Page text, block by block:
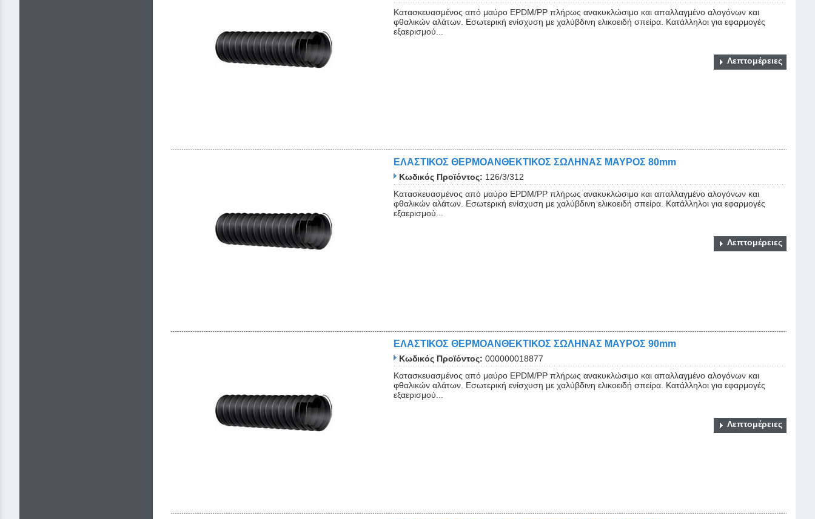
Close
Κατασκευασμένος από μαύρο EPDM/PP πλήρως ανακυκλώσιμο και απαλλαγμένο αλογόνων και
φθαλικών αλάτων. Εσωτερική ενίσχυση με χαλύβδινη ελικοειδή σπείρα. Κατάλληλοι για εφαρμογές
εξαερισμού...
Λεπτομέρειες
ΕΛΑΣΤΙΚΟΣ ΘΕΡΜΟΑΝΘΕΚΤΙΚΟΣ ΣΩΛΗΝΑΣ ΜΑΥΡΟΣ 80mm
Κωδικός Προϊόντος: 126/3/312
Κατασκευασμένος από μαύρο EPDM/PP πλήρως ανακυκλώσιμο και απαλλαγμένο αλογόνων και
φθαλικών αλάτων. Εσωτερική ενίσχυση με χαλύβδινη ελικοειδή σπείρα. Κατάλληλοι για εφαρμογές
εξαερισμού...
Λεπτομέρειες
ΕΛΑΣΤΙΚΟΣ ΘΕΡΜΟΑΝΘΕΚΤΙΚΟΣ ΣΩΛΗΝΑΣ ΜΑΥΡΟΣ 90mm
Κωδικός Προϊόντος: 000000018877
Κατασκευασμένος από μαύρο EPDM/PP πλήρως ανακυκλώσιμο και απαλλαγμένο αλογόνων και
φθαλικών αλάτων. Εσωτερική ενίσχυση με χαλύβδινη ελικοειδή σπείρα. Κατάλληλοι για εφαρμογές
εξαερισμού...
Λεπτομέρειες